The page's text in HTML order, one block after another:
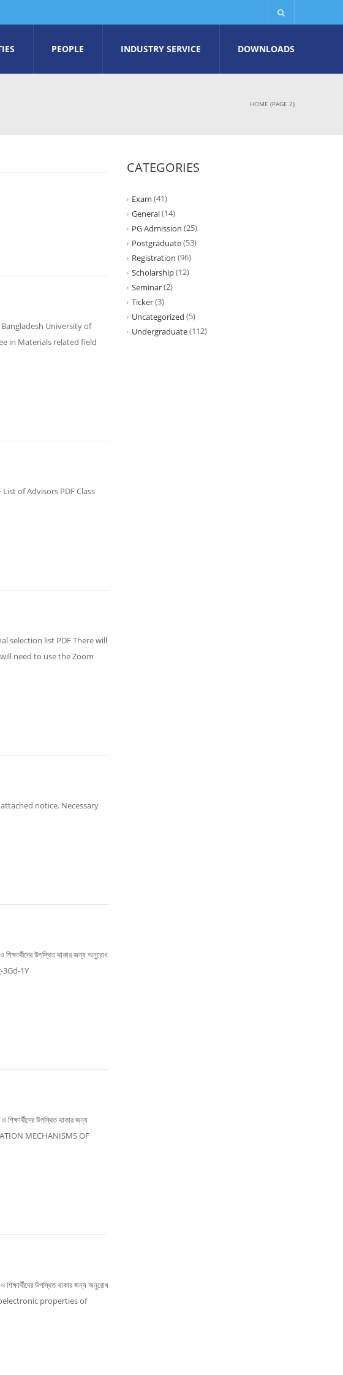
PEOPLE INDUSTRY SERVICE DOWNLOADS
HOME (PAGE 2)
University of
in Materials related field
of Advisors PDF Class
selection list PDF There will
need to use the Zoom
notice. Necessary
শিক্ষার্থীদের উপস্থিত থাকার জন্য অনুরোধ
Mg-3Gd-1Y
উপস্থিত থাকার জন্য
MECHANISMS OF
শিক্ষার্থীদের উপস্থিত থাকার জন্য অনুরোধ
properties of
CATEGORIES
Exam (41)
General(14)
PG Admission (25)
Postgraduate(53)
Registration (96)
Scholarship(12)
Seminar(2)
Ticker(3)
Uncategorized (5)
Undergraduate(112)